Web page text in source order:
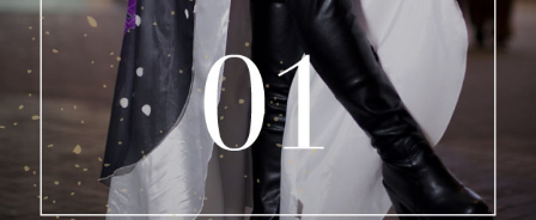
ス
ー
アップ
ース
トップス
ボトムス
ワンピース
ルームウェ